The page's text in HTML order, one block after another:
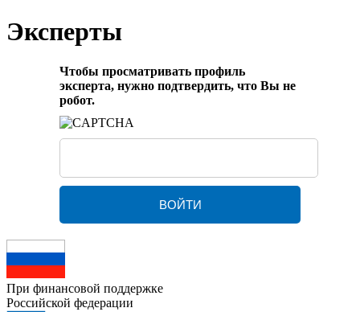
Эксперты
Чтобы просматривать профиль
эксперта, нужно подтвердить, что Вы не
робот.
При финансовой поддержке
Российской федерации